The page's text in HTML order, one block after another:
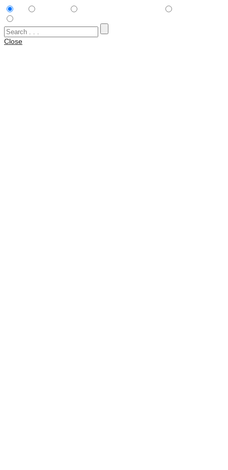
Close